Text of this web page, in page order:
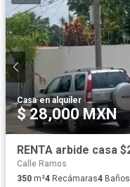
Casa·en alquiler
$ 28,000 MXN
Calle Ramos
350 m²4 Recámaras4 Baños